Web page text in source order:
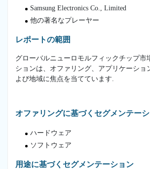
Samsung Electronics Co., Limited
他の著名なプレーヤー
レポートの範囲
グローバルニューロモルフィックチップ市
ションは、オファリング、アプリケーショ
よび地域に焦点を当てています.
オファリングに基づくセグメンテー
ハードウェア
ソフトウェア
用途に基づくセグメンテーション